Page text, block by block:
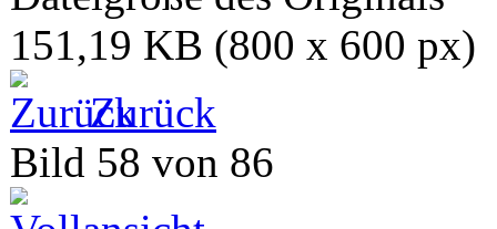
151,19 KB (800 x 600 px)
Zurück
Bild 58 von 86